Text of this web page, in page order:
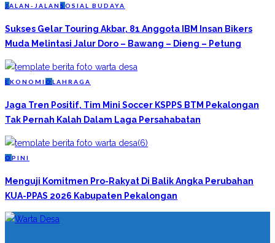
J ALAN-JALAN S OSIAL BUDAYA
Sukses Gelar Touring Akbar, 81 Anggota IBM Insan Bikers
Muda Melintasi Jalur Doro – Bawang – Dieng – Petung
EKONOMI O LAHRAGA
Jaga Tren Positif, Tim Mini Soccer KSPPS BTM Pekalongan
Tak Pernah Kalah Dalam Laga Persahabatan
O PINI
Menguji Komitmen Pro-Rakyat Di Balik Angka Perubahan
KUA-PPAS 2026 Kabupaten Pekalongan